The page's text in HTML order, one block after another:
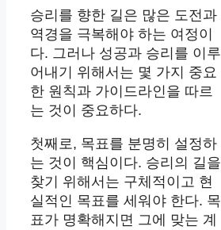
승리를 향한 길은 많은 도전과
역경을 극복해야 하는 여정이
다. 그러나 성공과 승리를 이루
어내기 위해서는 몇 가지 중요
한 원칙과 가이드라인을 따르
는 것이 중요하다.
첫째로, 목표를 분명히 설정하
는 것이 핵심이다. 승리의 길을
찾기 위해서는 구체적이고 현
실적인 목표를 세워야 한다. 목
표가 명확해지면 그에 맞는 계